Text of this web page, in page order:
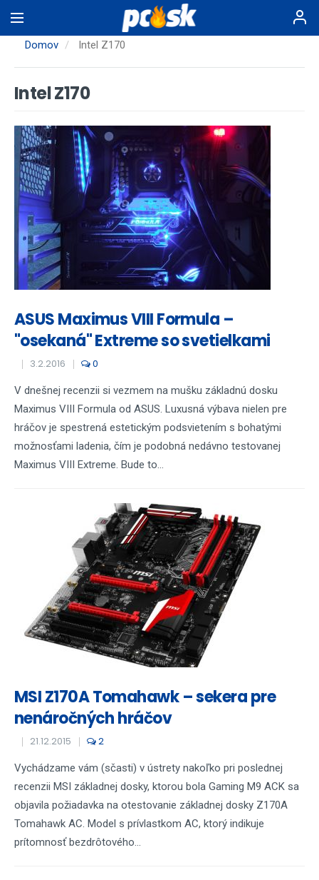
na
hlavnýDomov Intel Z170
Intel Z170
ASUS Maximus VIII Formula –
"osekaná" Extreme so svetielkami
3.2.2016 0
V dnešnej recenzii si vezmem na mušku základnú dosku
Maximus VIII Formula od ASUS. Luxusná výbava nielen pre
hráčov je spestrená estetickým podsvietením s bohatými
možnosťami ladenia, čím je podobná nedávno testovanej
Maximus VIII Extreme. Bude to...
MSI Z170A Tomahawk – sekera pre
nenáročných hráčov
21.12.2015 2
Vychádzame vám (sčasti) v ústrety nakoľko pri poslednej
recenzii MSI základnej dosky, ktorou bola Gaming M9 ACK sa
objavila požiadavka na otestovanie základnej dosky Z170A
Tomahawk AC. Model s prívlastkom AC, ktorý indikuje
prítomnosť bezdrôtového...